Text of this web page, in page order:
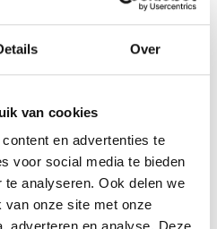
Over
van cookies
en advertenties te
voor social media te bieden
analyseren. Ook delen we
van onze site met onze